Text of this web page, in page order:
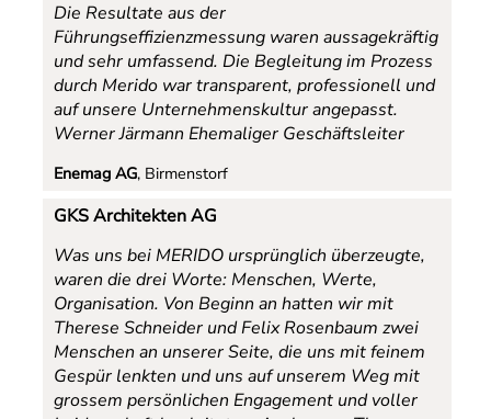
Die Resultate aus der
Führungseffizienzmessung waren aussagekräftig
und sehr umfassend. Die Begleitung im Prozess
durch Merido war transparent, professionell und
auf unsere Unternehmenskultur angepasst.
Werner Järmann Ehemaliger Geschäftsleiter
Enemag AG, Birmenstorf
GKS Architekten AG
Was uns bei MERIDO ursprünglich überzeugte,
waren die drei Worte: Menschen, Werte,
Organisation. Von Beginn an hatten wir mit
Therese Schneider und Felix Rosenbaum zwei
Menschen an unserer Seite, die uns mit feinem
Gespür lenkten und uns auf unserem Weg mit
grossem persönlichen Engagement und voller